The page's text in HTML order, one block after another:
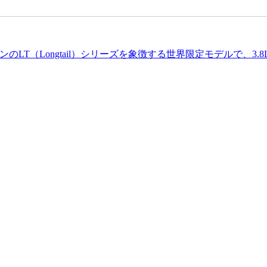
のLT（Longtail）シリーズを象徴する世界限定モデルで、